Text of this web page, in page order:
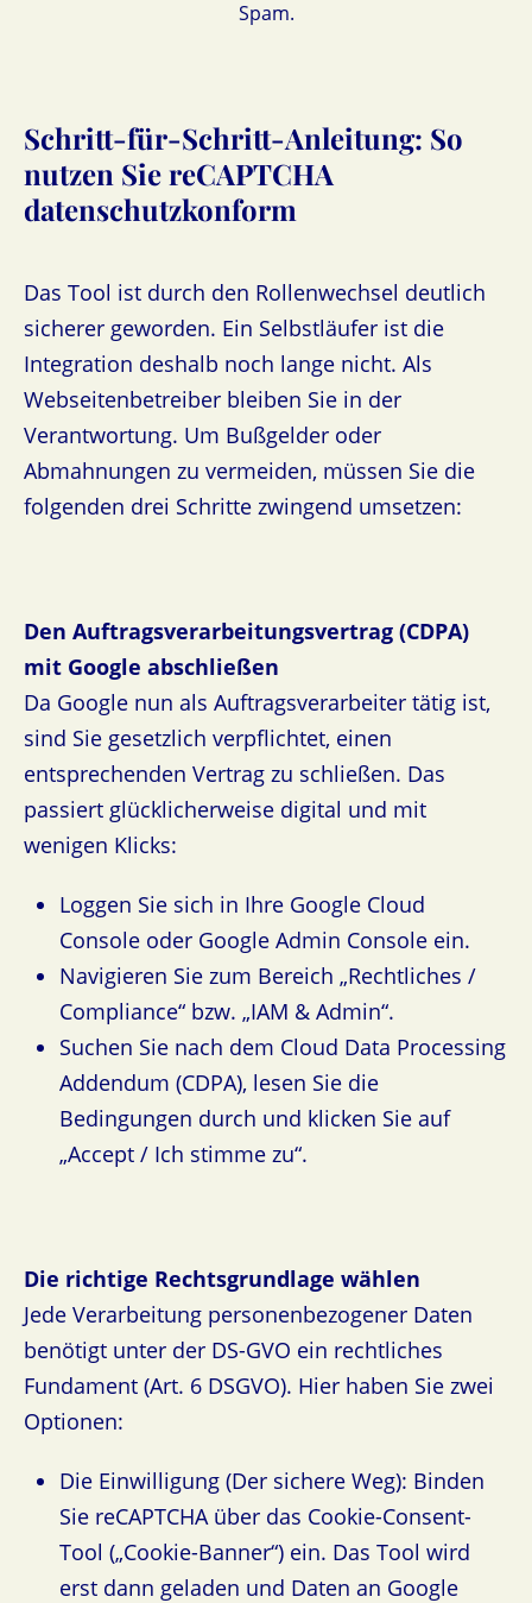
Spam.
Schritt-für-Schritt-Anleitung: So
nutzen Sie reCAPTCHA
datenschutzkonform
Das Tool ist durch den Rollenwechsel deutlich
sicherer geworden. Ein Selbstläufer ist die
Integration deshalb noch lange nicht. Als
Webseitenbetreiber bleiben Sie in der
Verantwortung. Um Bußgelder oder
Abmahnungen zu vermeiden, müssen Sie die
folgenden drei Schritte zwingend umsetzen:
Den Auftragsverarbeitungsvertrag (CDPA)
mit Google abschließen
Da Google nun als Auftragsverarbeiter tätig ist,
sind Sie gesetzlich verpflichtet, einen
entsprechenden Vertrag zu schließen. Das
passiert glücklicherweise digital und mit
wenigen Klicks:
Loggen Sie sich in Ihre Google Cloud
Console oder Google Admin Console ein.
Navigieren Sie zum Bereich „Rechtliches /
Compliance“ bzw. „IAM & Admin“.
Suchen Sie nach dem Cloud Data Processing
Addendum (CDPA), lesen Sie die
Bedingungen durch und klicken Sie auf
„Accept / Ich stimme zu“.
Die richtige Rechtsgrundlage wählen
Jede Verarbeitung personenbezogener Daten
benötigt unter der DS-GVO ein rechtliches
Fundament (Art. 6 DSGVO). Hier haben Sie zwei
Optionen:
Die Einwilligung (Der sichere Weg): Binden
Sie reCAPTCHA über das Cookie-Consent-
Tool („Cookie-Banner“) ein. Das Tool wird
erst dann geladen und Daten an Google